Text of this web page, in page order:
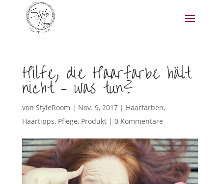
Hilfe, die Haarfarbe hält
nicht – was tun?
von StyleRoom | Nov. 9, 2017| Haarfarben,
Haartipps, Pflege, Produkt| 0 Kommentare